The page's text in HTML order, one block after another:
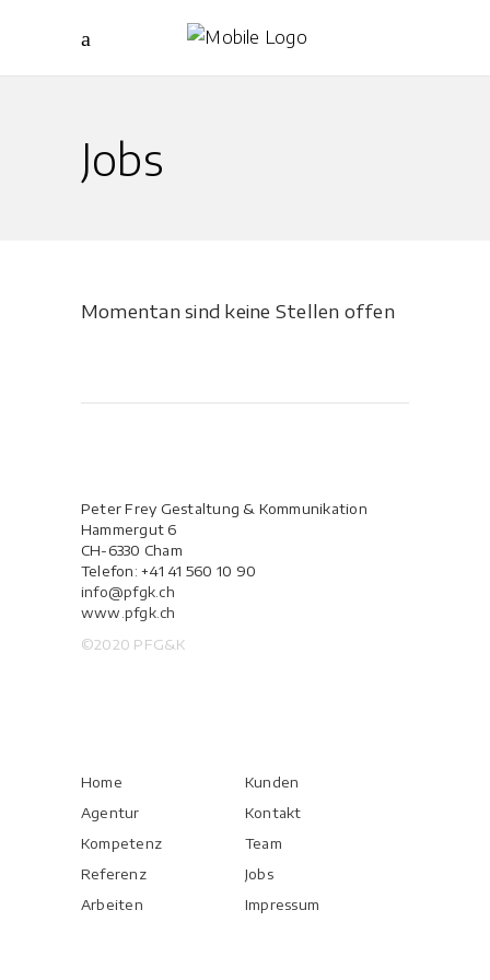
Jobs
Momentan sind keine Stellen offen
Peter Frey Gestaltung & Kommunikation
Hammergut 6
CH-6330 Cham
Telefon: +41 41 560 10 90
info@pfgk.ch
www.pfgk.ch
©2020 PFG&K
Home
Kunden
Agentur
Kontakt
Kompetenz
Team
Referenz
Jobs
Arbeiten
Impressum